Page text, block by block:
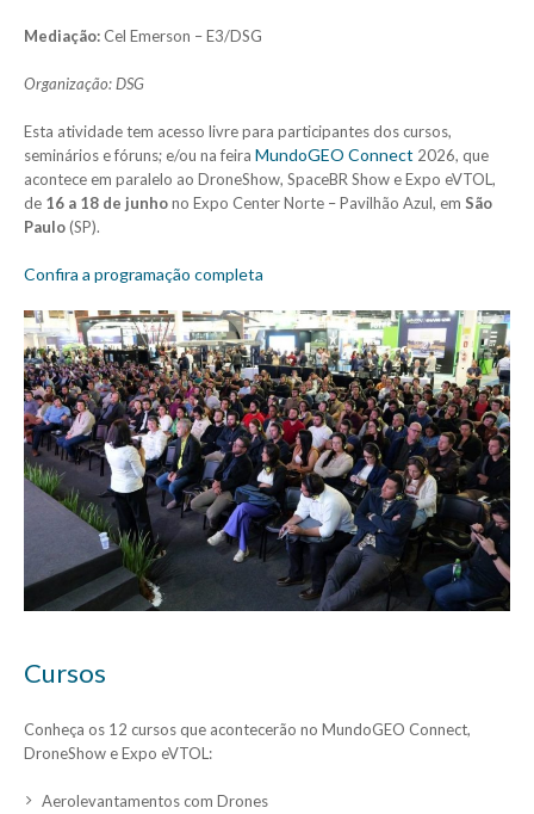
Mediação:Cel Emerson – E3/DSG
Organização: DSG
Esta atividade tem acesso livre para participantes dos cursos,
seminários e fóruns; e/ou na feira MundoGEO Connect 2026, que
acontece em paralelo ao DroneShow, SpaceBR Show e Expo eVTOL,
de 16 a 18 de junhono Expo Center Norte – Pavilhão Azul, em São
Paulo(SP).
Confira a programação completa
Cursos
Conheça os 12 cursos que acontecerão no MundoGEO Connect,
DroneShow e Expo eVTOL:
Aerolevantamentos com Drones